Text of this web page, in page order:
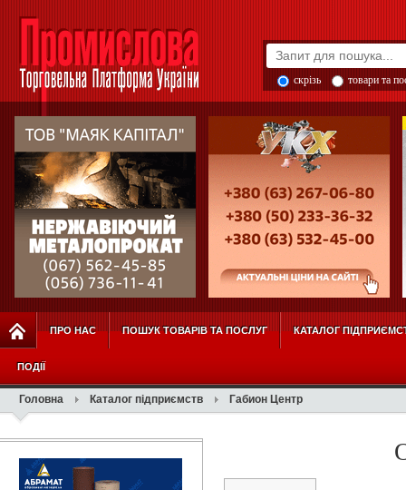
скрізь товари та
ПРО НАС ПОШУК ТОВАРІВ ТА ПОСЛУГ КАТАЛОГ
ПОДІЇ
Головна Каталог підприємств Габион Центр